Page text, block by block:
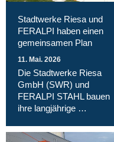
Stadtwerke Riesa und
FERALPI haben einen
gemeinsamen Plan
11. Mai. 2026
Die Stadtwerke Riesa
GmbH (SWR) und
FERALPI STAHL bauen
ihre langjährige …